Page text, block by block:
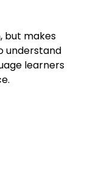
but makes
understand
learners